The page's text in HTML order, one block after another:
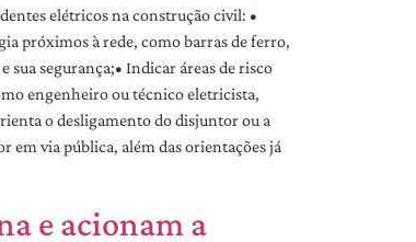
elétricos na construção civil: •
próximos à rede, como barras de ferro,
sua segurança;• Indicar áreas de risco
engenheiro ou técnico eletricista,
o desligamento do disjuntor ou a
em via pública, além das orientações já
e acionam a